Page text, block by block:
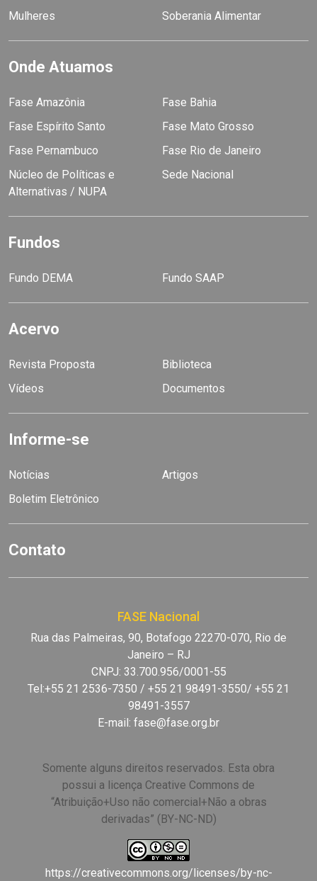
Mulheres
Soberania Alimentar
Onde Atuamos
Fase Amazônia
Fase Bahia
Fase Espírito Santo
Fase Mato Grosso
Fase Pernambuco
Fase Rio de Janeiro
Núcleo de Políticas e
Alternativas / NUPA
Sede Nacional
Fundos
Fundo DEMA Fundo SAAP
Acervo
Revista Proposta
Biblioteca
Vídeos
Documentos
Informe-se
Notícias
Artigos
Boletim Eletrônico
Contato
FASE Nacional
Rua das Palmeiras, 90, Botafogo 22270-070, Rio de
Janeiro – RJ
CNPJ: 33.700.956/0001-55
Tel:+55 21 2536-7350 / +55 21 98491-3550/ +55 21
98491-3557
E-mail: fase@fase.org.br
Somente alguns direitos reservados. Esta obra
possui a licença Creative Commons de
“Atribuição+Uso não comercial+Não a obras
derivadas” (BY-NC-ND)
https://creativecommons.org/licenses/by-nc-